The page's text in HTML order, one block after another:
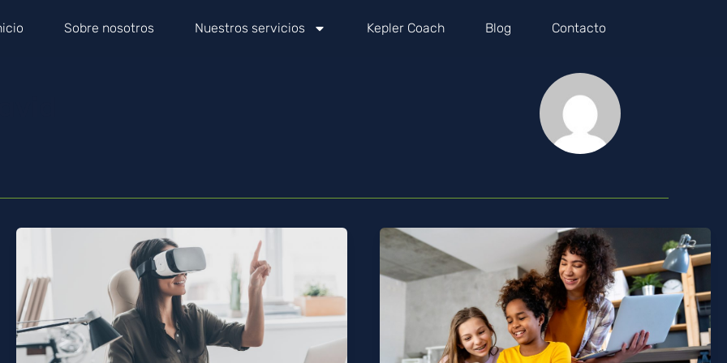
Sobre nosotros Nuestros servicios Kepler Coach Blog Contacto